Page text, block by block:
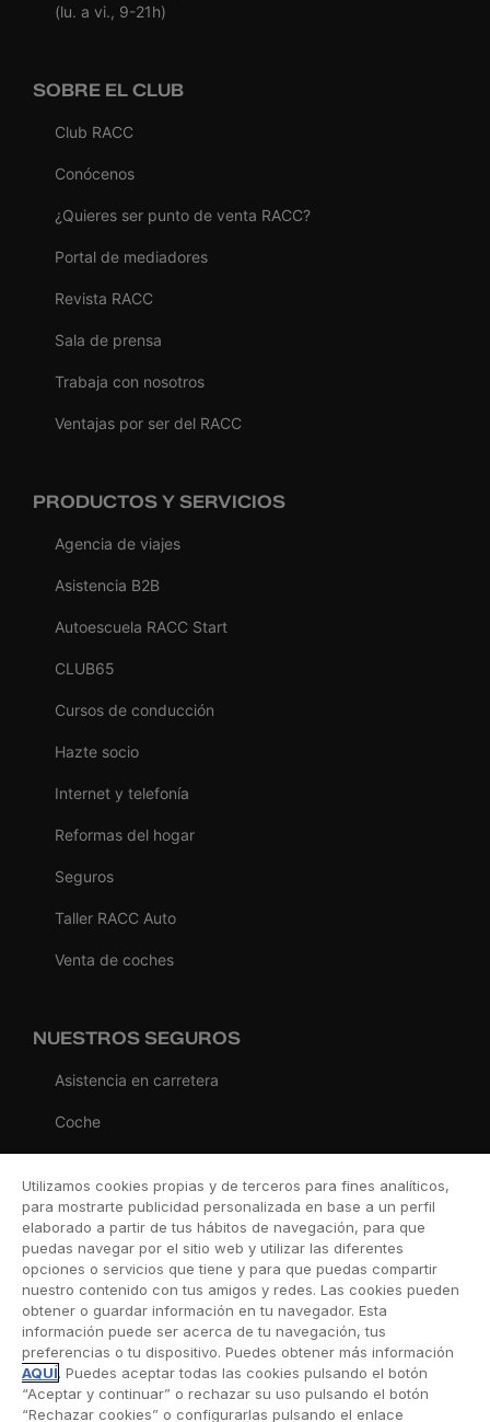
(lu. a vi., 9-21h)
SOBRE EL CLUB
Club RACC
Conócenos
¿Quieres ser punto de venta RACC?
Portal de mediadores
Revista RACC
Sala de prensa
Trabaja con nosotros
Ventajas por ser del RACC
PRODUCTOS Y SERVICIOS
Agencia de viajes
Asistencia B2B
Autoescuela RACC Start
CLUB65
Cursos de conducción
Hazte socio
Internet y telefonía
Reformas del hogar
Seguros
Taller RACC Auto
Venta de coches
NUESTROS SEGUROS
Asistencia en carretera
Coche
Viaje
Hogar
Vida
Decesos
Dental
Deportivo
Utilizamos cookies propias y de terceros para fines analíticos,
para mostrarte publicidad personalizada en base a un perfil
elaborado a partir de tus hábitos de navegación, para que
puedas navegar por el sitio web y utilizar las diferentes
opciones o servicios que tiene y para que puedas compartir
nuestro contenido con tus amigos y redes. Las cookies pueden
obtener o guardar información en tu navegador. Esta
información puede ser acerca de tu navegación, tus
preferencias o tu dispositivo. Puedes obtener más información
AQUÍ. Puedes aceptar todas las cookies pulsando el botón
“Aceptar y continuar” o rechazar su uso pulsando el botón
“Rechazar cookies” o configurarlas pulsando el enlace